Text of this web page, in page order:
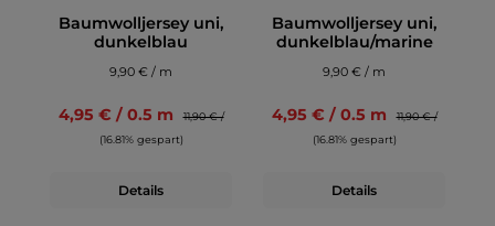
Baumwolljersey uni,
dunkelblau
9,90 € / m
4,95 € / 0.5 m
11,90 € /
(16.81% gespart)
Details
Baumwolljersey uni,
dunkelblau/marine
9,90 € / m
4,95 € / 0.5 m
11,90 € /
(16.81% gespart)
Details